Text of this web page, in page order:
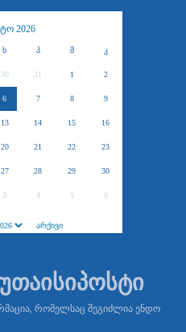
2026
ხ პ შ კ
30 31 1 2
6 7 8 9
13 14 15 16
20 21 22 23
27 28 29 30
3 4 5 6
რომელსაც შეგიძლია ენდო